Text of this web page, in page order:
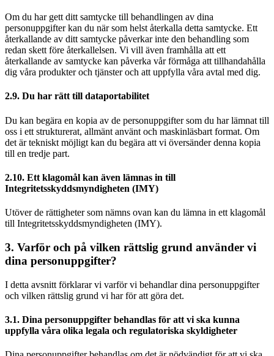
Om du har gett ditt samtycke till behandlingen av dina
personuppgifter kan du när som helst återkalla detta samtycke. Ett
återkallande av ditt samtycke påverkar inte den behandling som
redan skett före återkallelsen. Vi vill även framhålla att ett
återkallande av samtycke kan påverka vår förmåga att tillhandahålla
dig våra produkter och tjänster och att uppfylla våra avtal med dig.
2.9. Du har rätt till dataportabilitet
Du kan begära en kopia av de personuppgifter som du har lämnat till
oss i ett strukturerat, allmänt använt och maskinläsbart format. Om
det är tekniskt möjligt kan du begära att vi översänder denna kopia
till en tredje part.
2.10. Ett klagomål kan även lämnas in till
Integritetsskyddsmyndigheten (IMY)
Utöver de rättigheter som nämns ovan kan du lämna in ett klagomål
till Integritetsskyddsmyndigheten (IMY).
3. Varför och på vilken rättslig grund använder vi
dina personuppgifter?
I detta avsnitt förklarar vi varför vi behandlar dina personuppgifter
och vilken rättslig grund vi har för att göra det.
3.1. Dina personuppgifter behandlas för att vi ska kunna
uppfylla våra olika legala och regulatoriska skyldigheter